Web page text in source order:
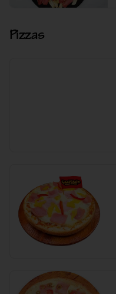
Pizzas